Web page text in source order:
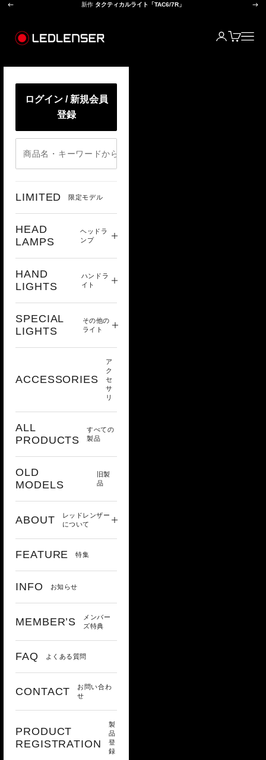
コンテンツへスキップ
前へ 新作 タクティカルライト「TAC6/7R」 次へ
ログイン
カートメニ
ログイン / 新規会員
登録
LIMITED 限定モデル
HEAD
LAMPS
ヘッドラ
ンプ
HAND
LIGHTS
ハンドラ
イト
SPECIAL
LIGHTS
その他の
ライト
ACCESSORIES
ア
ク
セ
サ
リ
ALL
PRODUCTS
すべての
製品
OLD
MODELS
旧製
品
ABOUT
レッドレンザー
について
FEATURE 特集
INFO お知らせ
MEMBER’S
メンバー
ズ特典
FAQ よくある質問
CONTACT
お問い合わ
せ
PRODUCT
REGISTRATION
製
品
登
録